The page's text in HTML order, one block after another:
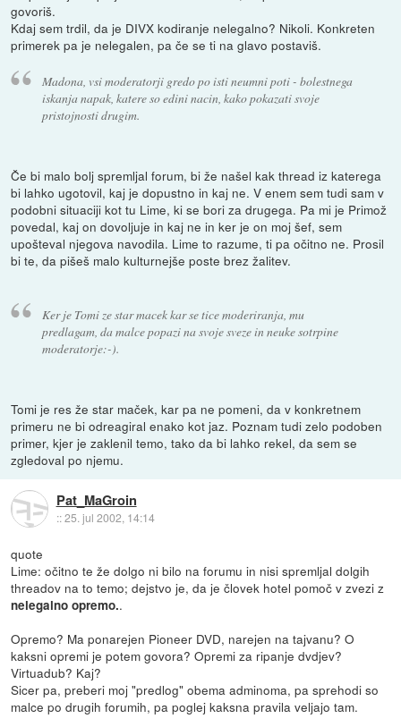
govoriš.
Kdaj sem trdil, da je DIVX kodiranje nelegalno? Nikoli. Konkreten
primerek pa je nelegalen, pa če se ti na glavo postaviš.
Madona, vsi moderatorji gredo po isti neumni poti - bolestnega
iskanja napak, katere so edini nacin, kako pokazati svoje
pristojnosti drugim.
Če bi malo bolj spremljal forum, bi že našel kak thread iz katerega
bi lahko ugotovil, kaj je dopustno in kaj ne. V enem sem tudi sam v
podobni situaciji kot tu Lime, ki se bori za drugega. Pa mi je Primož
povedal, kaj on dovoljuje in kaj ne in ker je on moj šef, sem
upošteval njegova navodila. Lime to razume, ti pa očitno ne. Prosil
bi te, da pišeš malo kulturnejše poste brez žalitev.
Ker je Tomi ze star macek kar se tice moderiranja, mu
predlagam, da malce popazi na svoje sveze in neuke sotrpine
moderatorje:-).
Tomi je res že star maček, kar pa ne pomeni, da v konkretnem
primeru ne bi odreagiral enako kot jaz. Poznam tudi zelo podoben
primer, kjer je zaklenil temo, tako da bi lahko rekel, da sem se
zgledoval po njemu.
Pat_MaGroin
::25. jul 2002, 14:14
quote
Lime: očitno te že dolgo ni bilo na forumu in nisi spremljal dolgih
threadov na to temo; dejstvo je, da je človek hotel pomoč v zvezi z
nelegalno opremo..
Opremo? Ma ponarejen Pioneer DVD, narejen na tajvanu? O
kaksni opremi je potem govora? Opremi za ripanje dvdjev?
Virtuadub? Kaj?
Sicer pa, preberi moj "predlog" obema adminoma, pa sprehodi so
malce po drugih forumih, pa poglej kaksna pravila veljajo tam.